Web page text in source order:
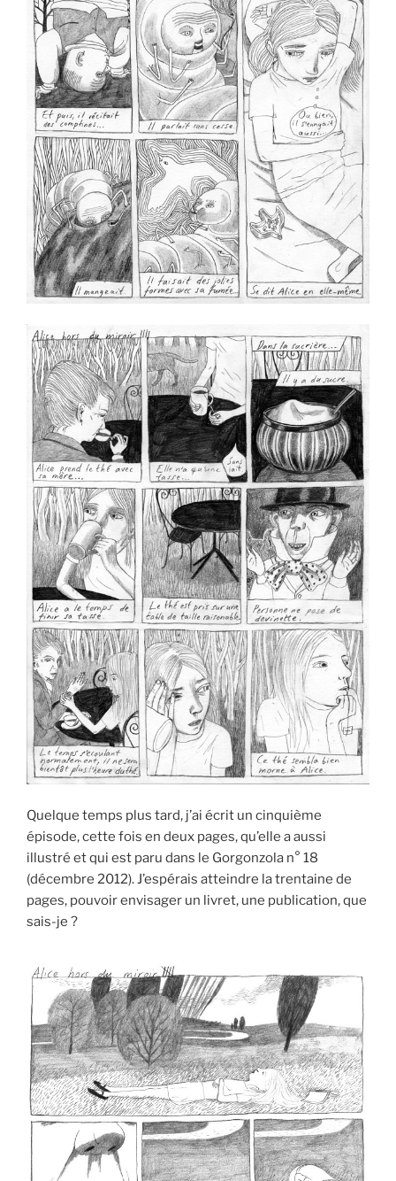
Quelque temps plus tard, j’ai écrit un cinquième
épisode, cette fois en deux pages, qu’elle a aussi
illustré et qui est paru dans le Gorgonzola n° 18
(décembre 2012). J’espérais atteindre la trentaine de
pages, pouvoir envisager un livret, une publication, que
sais-je ?